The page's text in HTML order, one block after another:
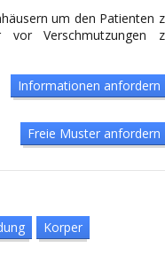
um den Patienten
Verschmutzungen
Informationen anfordern
Freie Muster anfordern
Korper